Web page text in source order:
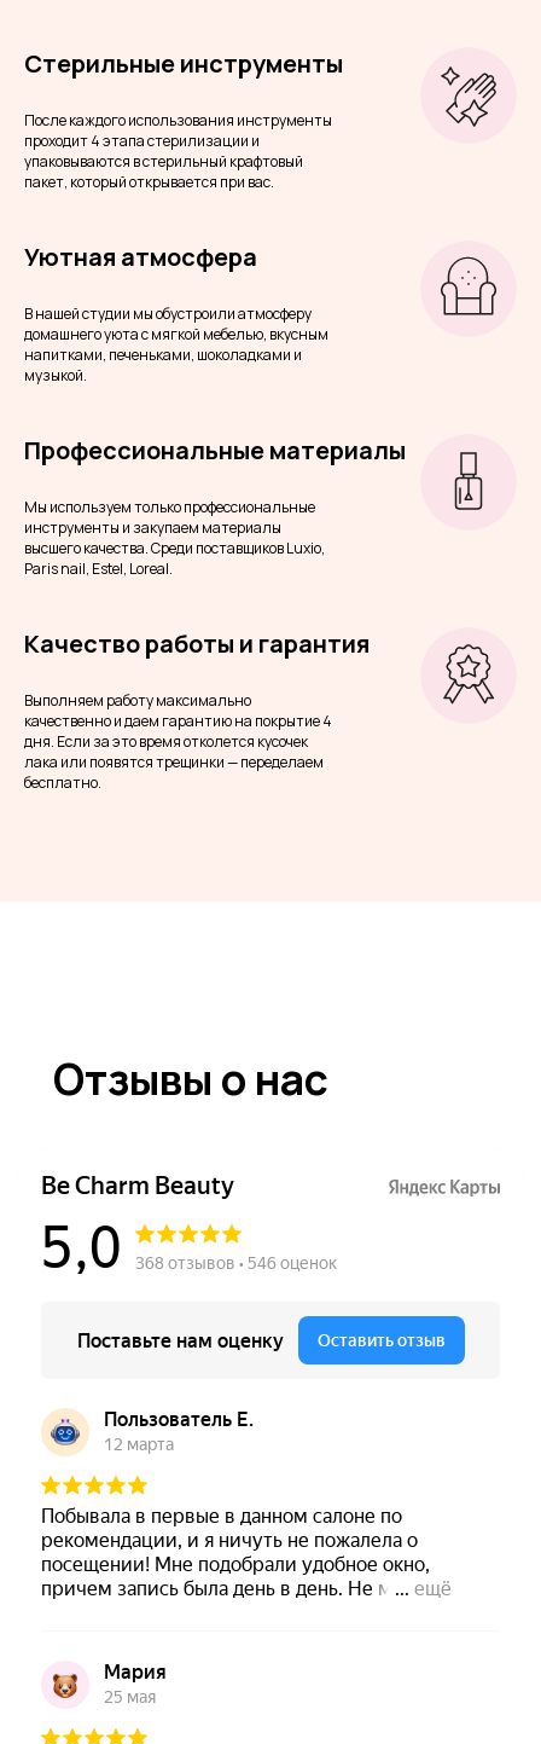
Стерильные инструменты
После каждого использования инструменты
проходит 4 этапа стерилизации и
упаковываются в стерильный крафтовый
пакет, который открывается при вас.
Уютная атмосфера
В нашей студии мы обустроили атмосферу
домашнего уюта с мягкой мебелью, вкусным
напитками, печеньками, шоколадками и
музыкой.
Профессиональные материалы
Мы используем только профессиональные
инструменты и закупаем материалы
высшего качества. Среди поставщиков Luxio,
Paris nail, Estel, Loreal.
Качество работы и гарантия
Выполняем работу максимально
качественно и даем гарантию на покрытие 4
дня. Если за это время отколется кусочек
лака или появятся трещинки — переделаем
бесплатно.
Отзывы о нас